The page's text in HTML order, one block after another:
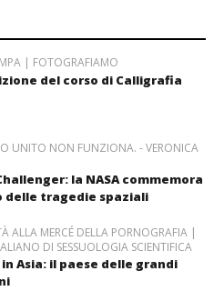
| FOTOGRAFIAMO
del corso di Calligrafia
UNITO NON FUNZIONA. - VERONICA
la NASA commemora
delle tragedie spaziali
ALLA MERCÉ DELLA PORNOGRAFIA |
DI SESSUOLOGIA SCIENTIFICA
Asia: il paese delle grandi